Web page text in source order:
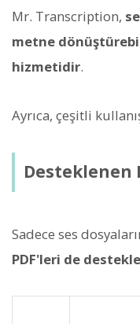
Mr. Transcription,
metne
hizmetidir.
Ayrıca, çeşitli
Desteklenen
Sadece ses
PDF'leri de